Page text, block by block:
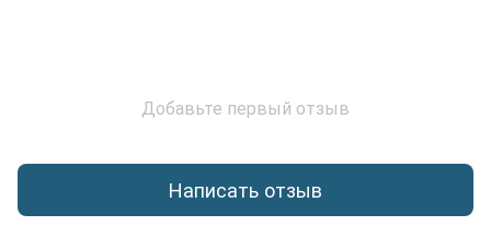
Добавьте первый отзыв
Написать отзыв